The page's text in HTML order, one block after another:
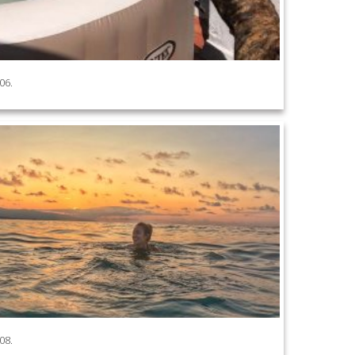
06.
08.